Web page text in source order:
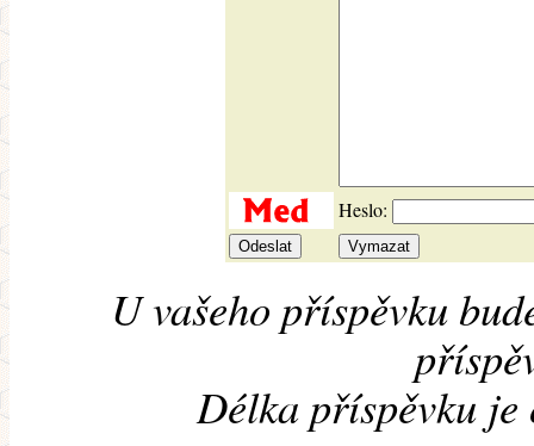
Heslo:
U vašeho příspěvku
Délka příspěvku je